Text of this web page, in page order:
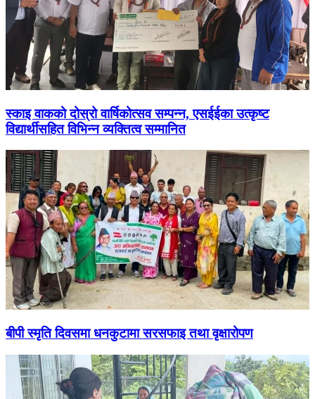
स्काइ वाकको दोस्रो वार्षिकोत्सव सम्पन्न, एसईईका उत्कृष्ट
विद्यार्थीसहित विभिन्न व्यक्तित्व सम्मानित
बीपी स्मृति दिवसमा धनकुटामा सरसफाइ तथा वृक्षारोपण